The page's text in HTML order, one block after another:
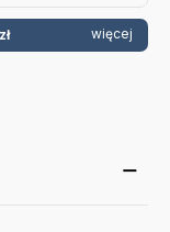
więcej